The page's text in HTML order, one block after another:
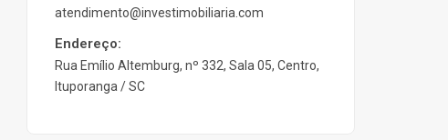
atendimento@investimobiliaria.com
Endereço:
Rua Emílio Altemburg, nº 332, Sala 05, Centro,
Ituporanga / SC